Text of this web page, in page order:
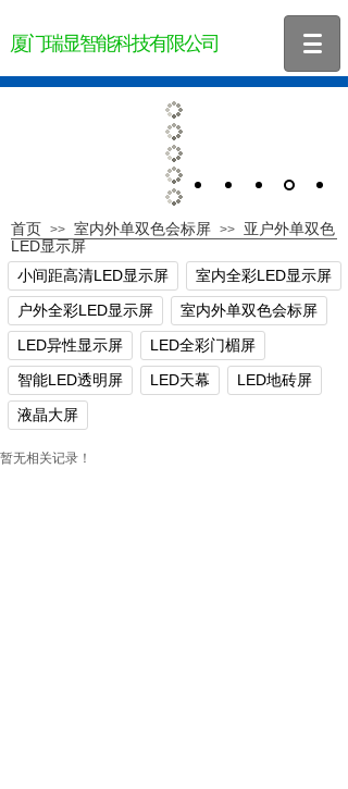
首页 >> 室内外单双色会标屏 >>
亚户外单双色
LED显示屏
小间距高清LED显示屏
室内全彩LED显示屏
户外全彩LED显示屏
室内外单双色会标屏
LED异性显示屏
LED全彩门楣屏
智能LED透明屏
LED天幕
LED地砖屏
液晶大屏
暂无相关记录！
厦门瑞显智能科技有限公司